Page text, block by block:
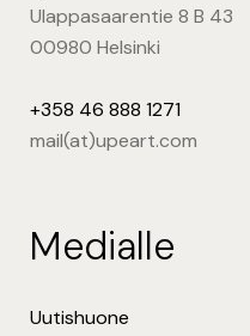
Ulappasaarentie 8 B 43
00980 Helsinki
+358 46 888 1271
mail(at)upeart.com
Medialle
Uutishuone